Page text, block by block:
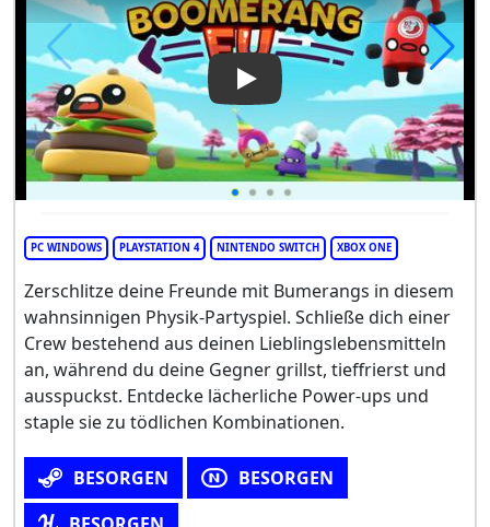
Play Video: Boomerang Fu
PC WINDOWS PLAYSTATION 4 NINTENDO SWITCH XBOX ONE
Zerschlitze deine Freunde mit Bumerangs in diesem
wahnsinnigen Physik-Partyspiel. Schließe dich einer
Crew bestehend aus deinen Lieblingslebensmitteln
an, während du deine Gegner grillst, tieffrierst und
ausspuckst. Entdecke lächerliche Power-ups und
staple sie zu tödlichen Kombinationen.
BESORGEN
BESORGEN